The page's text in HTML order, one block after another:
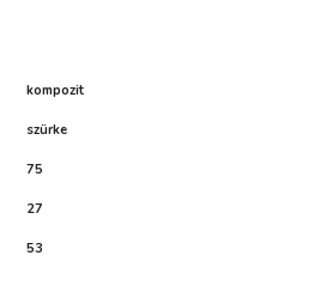
kompozit
szürke
75
27
53